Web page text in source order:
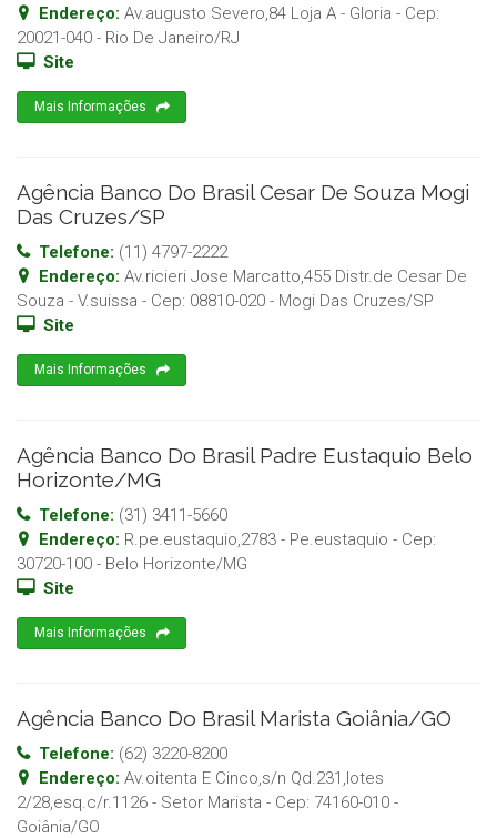
Endereço: Av.augusto Severo,84 Loja A - Gloria - Cep:
20021-040 - Rio De Janeiro/RJ
Site
Mais Informações
Agência Banco Do Brasil Cesar De Souza Mogi
Das Cruzes/SP
Telefone: (11) 4797-2222
Endereço: Av.ricieri Jose Marcatto,455 Distr.de Cesar De
Souza - V.suissa - Cep: 08810-020 - Mogi Das Cruzes/SP
Site
Mais Informações
Agência Banco Do Brasil Padre Eustaquio Belo
Horizonte/MG
Telefone: (31) 3411-5660
Endereço: R.pe.eustaquio,2783 - Pe.eustaquio - Cep:
30720-100 - Belo Horizonte/MG
Site
Mais Informações
Agência Banco Do Brasil Marista Goiânia/GO
Telefone: (62) 3220-8200
Endereço: Av.oitenta E Cinco,s/n Qd.231,lotes
2/28,esq.c/r.1126 - Setor Marista - Cep: 74160-010 -
Goiânia/GO